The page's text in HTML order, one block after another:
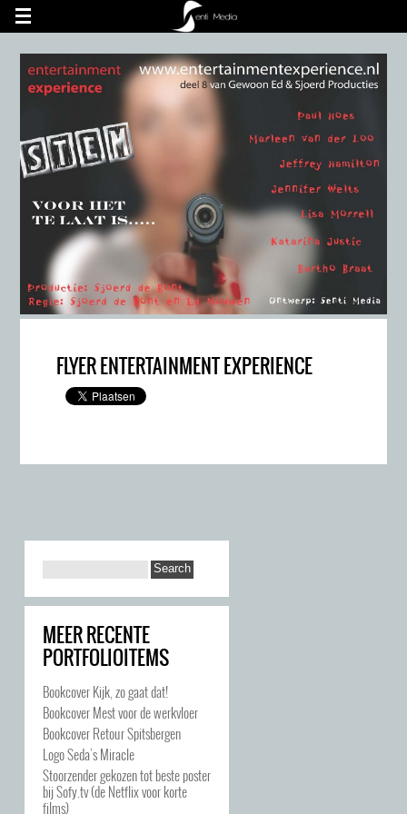
UA-60748462-1
FLYER ENTERTAINMENT EXPERIENCE
MEER RECENTE
PORTFOLIOITEMS
Bookcover Kijk, zo gaat dat!
Bookcover Mest voor de werkvloer
Bookcover Retour Spitsbergen
Logo Seda’s Miracle
Stoorzender gekozen tot beste poster
bij Sofy.tv (de Netflix voor korte
films)